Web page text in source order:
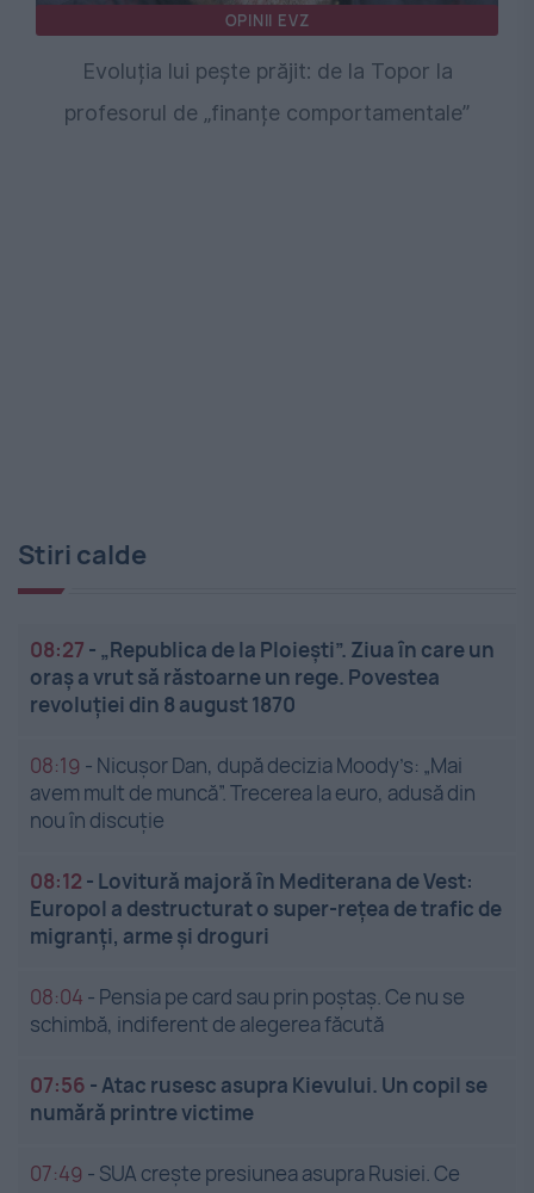
OPINII EVZ
Evoluția lui pește prăjit: de la Topor la
profesorul de „finanțe comportamentale”
Stiri calde
08:27 - „Republica de la Ploiești”. Ziua în care un
oraș a vrut să răstoarne un rege. Povestea
revoluției din 8 august 1870
08:19 - Nicușor Dan, după decizia Moody’s: „Mai
avem mult de muncă”. Trecerea la euro, adusă din
nou în discuție
08:12 - Lovitură majoră în Mediterana de Vest:
Europol a destructurat o super-rețea de trafic de
migranți, arme și droguri
08:04 - Pensia pe card sau prin poștaș. Ce nu se
schimbă, indiferent de alegerea făcută
07:56 -Atac rusesc asupra Kievului. Un copil se
numără printre victime
07:49 - SUA crește presiunea asupra Rusiei. Ce